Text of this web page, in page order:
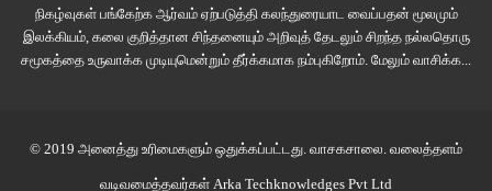
நிகழ்வுகள் பங்கேற்க ஆர்வம் ஏற்படுத்தி கலந்துரையாட வைப்பதன் மூலமும்
இலக்கியம், கலை குறித்தான சிந்தனையும் அறிவுத் தேடலும் சிறந்த நல்லதொரு
சமூகத்தை உருவாக்க முடியுமென்றும் தீர்க்கமாக நம்புகிறோம். மேலும் வாசிக்க...
© 2019 அனைத்து உரிமைகளும் ஒதுக்கப்பட்டது. வாசகசாலை . வலைத்தளம்
வடிவமைத்தவர்கள் Arka Techknowledges Pvt Ltd